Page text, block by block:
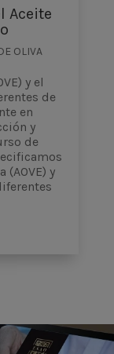
Aceite
OLIVA
y el
de
en
y
de
(AOVE) y